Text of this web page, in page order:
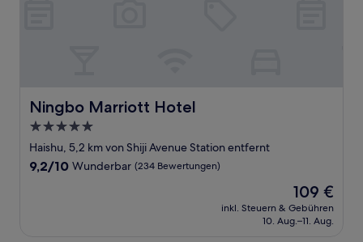
Ningbo Marriott Hotel
Ningbo Marriott Hotel
5.0-
Sterne-
Unterkunft
Haishu, 5,2 km von Shiji Avenue Station entfernt
9.2
9,2/10 Wunderbar (234 Bewertungen)
Der
Preis
beträgt
109 €
inkl. Steuern & Gebühren
10. Aug.–11. Aug.